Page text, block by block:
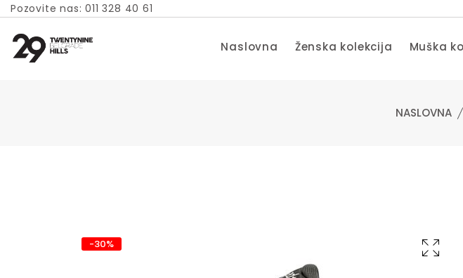
Pozovite nas: 011 328 40 61
Naslovna Ženska kolekcija Muška
NASLOVNA
-30%